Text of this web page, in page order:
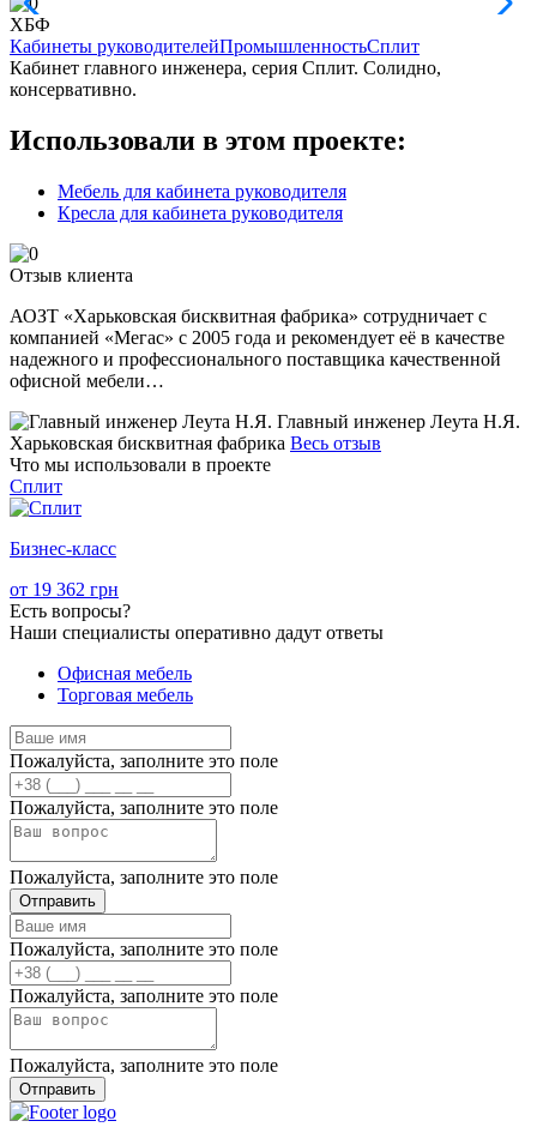
ХБФ
Кабинеты руководителейПромышленностьСплит
Кабинет главного инженера, серия Сплит. Солидно,
консервативно.
Использовали в этом проекте:
Мебель для кабинета руководителя
Кресла для кабинета руководителя
Отзыв клиента
АОЗТ «Харьковская бисквитная фабрика» сотрудничает с
компанией «Мегас» с 2005 года и рекомендует её в качестве
надежного и профессионального поставщика качественной
офисной мебели…
Главный инженер Леута Н.Я.
Харьковская бисквитная фабрика Весь отзыв
Что мы использовали в проекте
Сплит
Бизнес-класс
от 19 362 грн
Есть вопросы?
Наши специалисты оперативно дадут ответы
Офисная мебель
Торговая мебель
Пожалуйста, заполните это поле
Пожалуйста, заполните это поле
Пожалуйста, заполните это поле
Отправить
Пожалуйста, заполните это поле
Пожалуйста, заполните это поле
Пожалуйста, заполните это поле
Отправить